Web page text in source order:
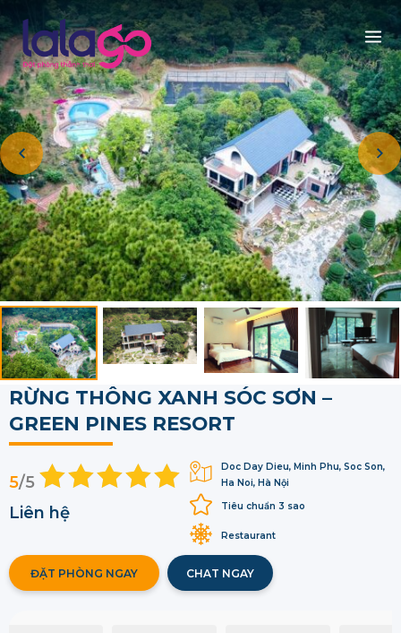
RỪNG THÔNG XANH SÓC SƠN –
GREEN PINES RESORT
Doc Day Dieu, Minh Phu, Soc Son,
Ha Noi, Hà Nội
Tiêu chuẩn 3 sao
Restaurant
5/5
Liên hệ
ĐẶT PHÒNG NGAY CHAT NGAY